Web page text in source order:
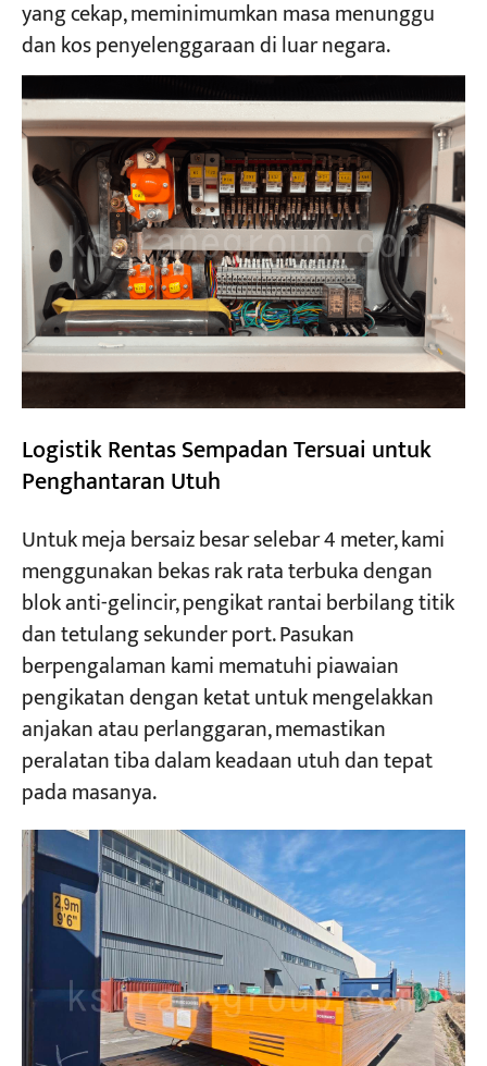
yang cekap, meminimumkan masa menunggu
dan kos penyelenggaraan di luar negara.
Logistik Rentas Sempadan Tersuai untuk
Penghantaran Utuh
Untuk meja bersaiz besar selebar 4 meter, kami
menggunakan bekas rak rata terbuka dengan
blok anti-gelincir, pengikat rantai berbilang titik
dan tetulang sekunder port. Pasukan
berpengalaman kami mematuhi piawaian
pengikatan dengan ketat untuk mengelakkan
anjakan atau perlanggaran, memastikan
peralatan tiba dalam keadaan utuh dan tepat
pada masanya.